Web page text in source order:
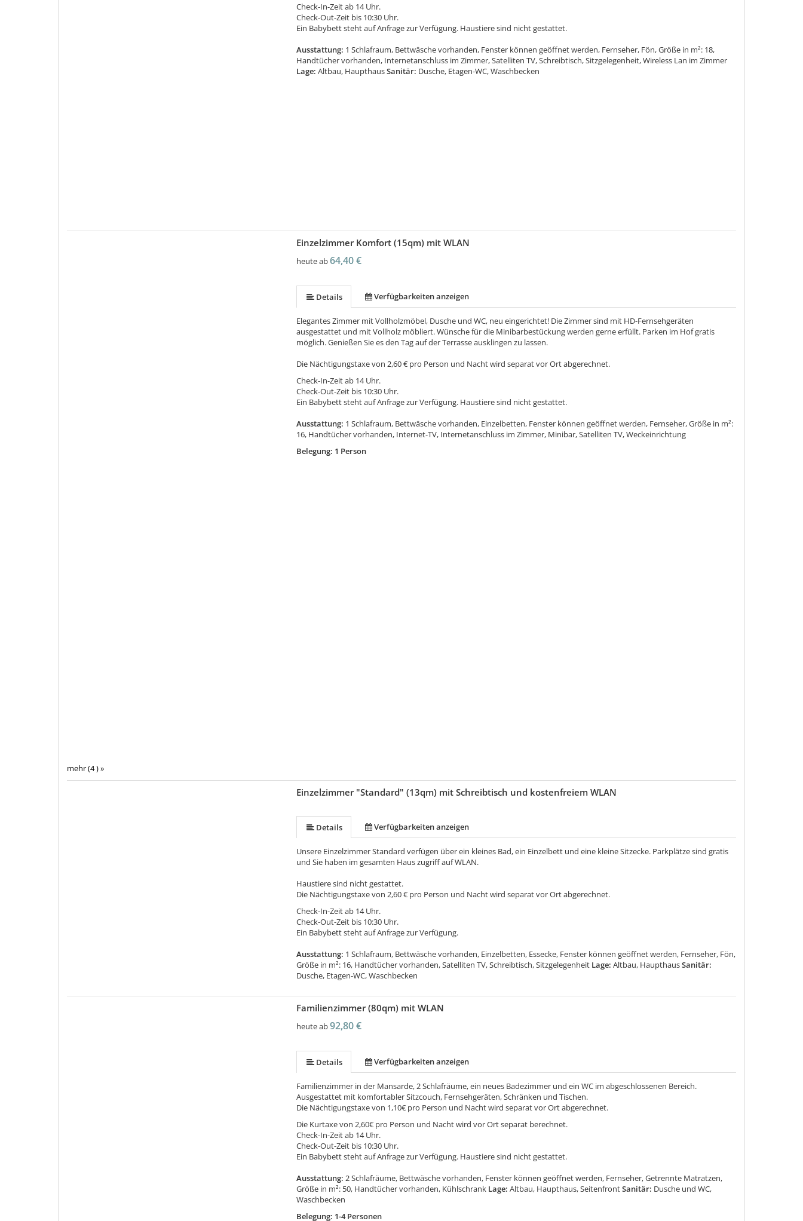
Check-In-Zeit ab 14 Uhr.
Check-Out-Zeit bis 10:30 Uhr.
Ein Babybett steht auf Anfrage zur Verfügung. Haustiere sind nicht gestattet.
Ausstattung: 1 Schlafraum, Bettwäsche vorhanden, Fenster können geöffnet werden, Fernseher, Fön, Größe in m²: 18,
Handtücher vorhanden, Internetanschluss im Zimmer, Satelliten TV, Schreibtisch, Sitzgelegenheit, Wireless Lan im Zimmer
Lage: Altbau, HaupthausSanitär: Dusche, Etagen-WC, Waschbecken
mehr (4 ) »
Einzelzimmer Komfort (15qm) mit WLAN
heute ab64,40 €
Details Verfügbarkeiten anzeigen
Elegantes Zimmer mit Vollholzmöbel, Dusche und WC, neu eingerichtet! Die Zimmer sind mit HD-Fernsehgeräten
ausgestattet und mit Vollholz möbliert. Wünsche für die Minibarbestückung werden gerne erfüllt. Parken im Hof gratis
möglich. Genießen Sie es den Tag auf der Terrasse ausklingen zu lassen.
Die Nächtigungstaxe von 2,60 € pro Person und Nacht wird separat vor Ort abgerechnet.
Check-In-Zeit ab 14 Uhr.
Check-Out-Zeit bis 10:30 Uhr.
Ein Babybett steht auf Anfrage zur Verfügung. Haustiere sind nicht gestattet.
Ausstattung: 1 Schlafraum, Bettwäsche vorhanden, Einzelbetten, Fenster können geöffnet werden, Fernseher, Größe in m²:
16, Handtücher vorhanden, Internet-TV, Internetanschluss im Zimmer, Minibar, Satelliten TV, Weckeinrichtung
Belegung: 1 Person
Einzelzimmer "Standard" (13qm) mit Schreibtisch und kostenfreiem WLAN
Details Verfügbarkeiten anzeigen
Unsere Einzelzimmer Standard verfügen über ein kleines Bad, ein Einzelbett und eine kleine Sitzecke. Parkplätze sind gratis
und Sie haben im gesamten Haus zugriff auf WLAN.
Haustiere sind nicht gestattet.
Die Nächtigungstaxe von 2,60 € pro Person und Nacht wird separat vor Ort abgerechnet.
Check-In-Zeit ab 14 Uhr.
Check-Out-Zeit bis 10:30 Uhr.
Ein Babybett steht auf Anfrage zur Verfügung.
Ausstattung: 1 Schlafraum, Bettwäsche vorhanden, Einzelbetten, Essecke, Fenster können geöffnet werden, Fernseher, Fön,
Größe in m²: 16, Handtücher vorhanden, Satelliten TV, Schreibtisch, SitzgelegenheitLage: Altbau, HaupthausSanitär:
Dusche, Etagen-WC, Waschbecken
Familienzimmer (80qm) mit WLAN
heute ab92,80 €
Details Verfügbarkeiten anzeigen
Familienzimmer in der Mansarde, 2 Schlafräume, ein neues Badezimmer und ein WC im abgeschlossenen Bereich.
Ausgestattet mit komfortabler Sitzcouch, Fernsehgeräten, Schränken und Tischen.
Die Nächtigungstaxe von 1,10€ pro Person und Nacht wird separat vor Ort abgerechnet.
Die Kurtaxe von 2,60€ pro Person und Nacht wird vor Ort separat berechnet.
Check-In-Zeit ab 14 Uhr.
Check-Out-Zeit bis 10:30 Uhr.
Ein Babybett steht auf Anfrage zur Verfügung. Haustiere sind nicht gestattet.
Ausstattung: 2 Schlafräume, Bettwäsche vorhanden, Fenster können geöffnet werden, Fernseher, Getrennte Matratzen,
Größe in m²: 50, Handtücher vorhanden, KühlschrankLage: Altbau, Haupthaus, SeitenfrontSanitär: Dusche und WC,
Waschbecken
Belegung: 1-4 Personen